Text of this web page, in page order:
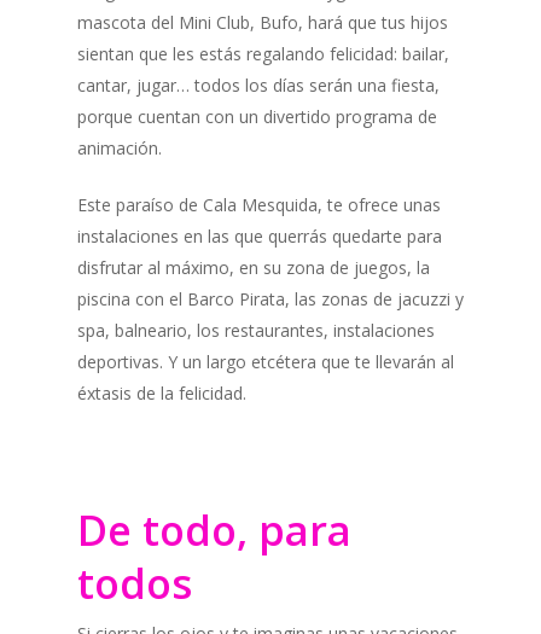
mascota del Mini Club, Bufo, hará que tus hijos
sientan que les estás regalando felicidad: bailar,
cantar, jugar… todos los días serán una fiesta,
porque cuentan con un divertido programa de
animación.
Este paraíso de Cala Mesquida, te ofrece unas
instalaciones en las que querrás quedarte para
disfrutar al máximo, en su zona de juegos, la
piscina con el Barco Pirata, las zonas de jacuzzi y
spa, balneario, los restaurantes, instalaciones
deportivas. Y un largo etcétera que te llevarán al
éxtasis de la felicidad.
De todo, para
todos